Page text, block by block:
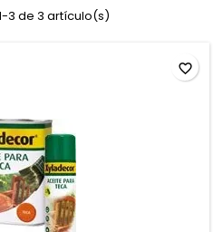
3 de 3 artículo(s)
favorite_border